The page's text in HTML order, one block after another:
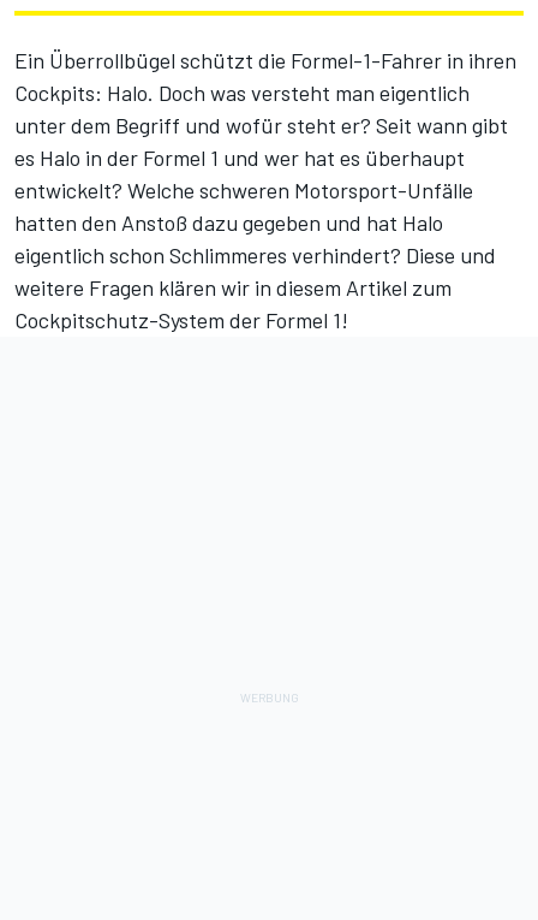
Ein Überrollbügel schützt die Formel-1-Fahrer in ihren
Cockpits: Halo. Doch was versteht man eigentlich
unter dem Begriff und wofür steht er? Seit wann gibt
es Halo in der Formel 1 und wer hat es überhaupt
entwickelt? Welche schweren Motorsport-Unfälle
hatten den Anstoß dazu gegeben und hat Halo
eigentlich schon Schlimmeres verhindert? Diese und
weitere Fragen klären wir in diesem Artikel zum
Cockpitschutz-System der Formel 1!